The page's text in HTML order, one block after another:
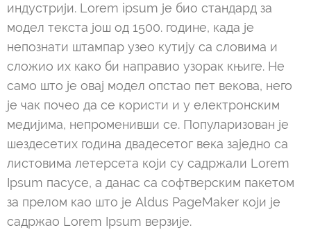
индустрији. Lorem ipsum је био стандард за
модел текста још од 1500. године, када је
непознати штампар узео кутију са словима и
сложио их како би направио узорак књиге. Не
само што је овај модел опстао пет векова, него
је чак почео да се користи и у електронским
медијима, непроменивши се. Популаризован је
шездесетих година двадесетог века заједно са
листовима летерсета који су садржали Lorem
Ipsum пасусе, а данас са софтверским пакетом
за прелом као што је Aldus PageMaker који је
садржао Lorem Ipsum верзије.